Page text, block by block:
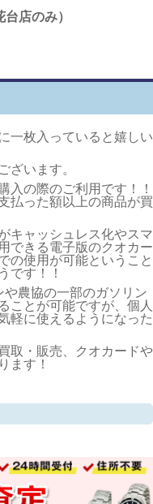
店のみ）
一枚入っていると嬉しい
ざいます。
入の際のご利用です！！
払った額以上の商品が買
キャッシュレス化やスマ
できる電子版のクオカー
の使用が可能ということ
です！！
農協の一部のガソリン
ことが可能ですが、個人
軽に使えるようになった
取・販売、クオカードや
ます！